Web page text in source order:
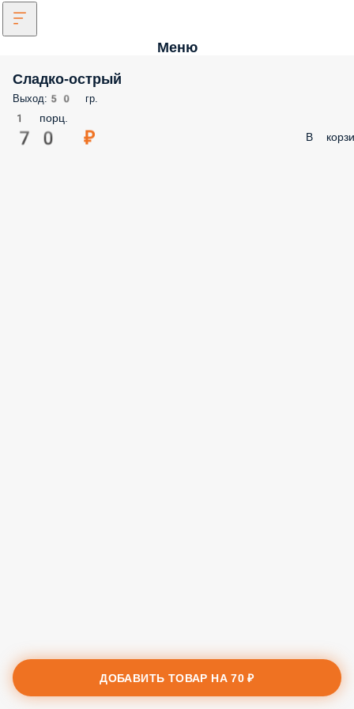
Меню
Сладко-острый
Выход:50 гр.
1 порц.
70 ₽ В
ДОБАВИТЬ ТОВАР НА70 ₽